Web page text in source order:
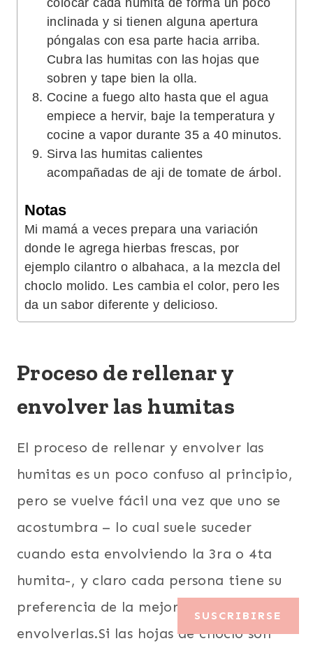
colocar cada humita de forma un poco
inclinada y si tienen alguna apertura
póngalas con esa parte hacia arriba.
Cubra las humitas con las hojas que
sobren y tape bien la olla.
Cocine a fuego alto hasta que el agua
empiece a hervir, baje la temperatura y
cocine a vapor durante 35 a 40 minutos.
Sirva las humitas calientes
acompañadas de aji de tomate de árbol.
Notas
Mi mamá a veces prepara una variación
donde le agrega hierbas frescas, por
ejemplo cilantro o albahaca, a la mezcla del
choclo molido. Les cambia el color, pero les
da un sabor diferente y delicioso.
Proceso de rellenar y
envolver las humitas
El proceso de rellenar y envolver las
humitas es un poco confuso al principio,
pero se vuelve fácil una vez que uno se
acostumbra – lo cual suele suceder
cuando esta envolviendo la 3ra o 4ta
humita-, y claro cada persona tiene su
preferencia de la mejor manera de
envolverlas.Si las hojas de choclo son
SUSCRIBIRSE